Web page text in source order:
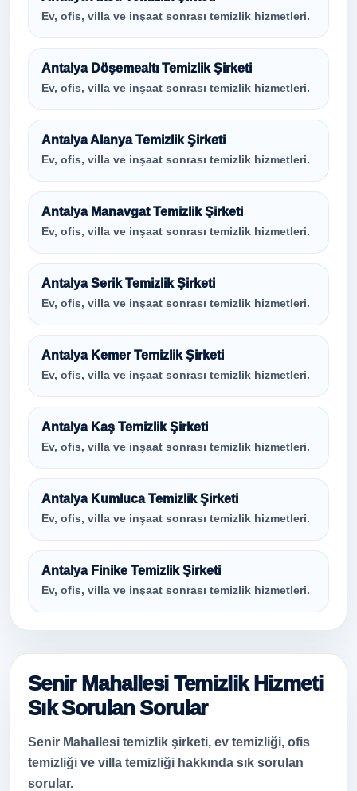
Ev, ofis, villa ve inşaat sonrası temizlik hizmetleri.
Antalya Döşemealtı Temizlik Şirketi
Ev, ofis, villa ve inşaat sonrası temizlik hizmetleri.
Antalya Alanya Temizlik Şirketi
Ev, ofis, villa ve inşaat sonrası temizlik hizmetleri.
Antalya Manavgat Temizlik Şirketi
Ev, ofis, villa ve inşaat sonrası temizlik hizmetleri.
Antalya Serik Temizlik Şirketi
Ev, ofis, villa ve inşaat sonrası temizlik hizmetleri.
Antalya Kemer Temizlik Şirketi
Ev, ofis, villa ve inşaat sonrası temizlik hizmetleri.
Antalya Kaş Temizlik Şirketi
Ev, ofis, villa ve inşaat sonrası temizlik hizmetleri.
Antalya Kumluca Temizlik Şirketi
Ev, ofis, villa ve inşaat sonrası temizlik hizmetleri.
Antalya Finike Temizlik Şirketi
Ev, ofis, villa ve inşaat sonrası temizlik hizmetleri.
Senir Mahallesi Temizlik Hizmeti
Sık Sorulan Sorular
Senir Mahallesi temizlik şirketi, ev temizliği, ofis
temizliği ve villa temizliği hakkında sık sorulan
sorular.